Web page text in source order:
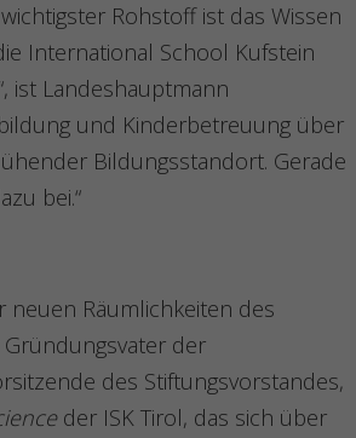
Rohstoff ist das Wissen
International School Kufstein
ist Landeshauptmann
und Kinderbetreuung über
Bildungsstandort. Gerade
bei.“
Räumlichkeiten des
der
des Stiftungsvorstandes,
der ISK Tirol, das sich über